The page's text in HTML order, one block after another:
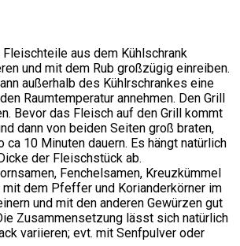
aus dem Kühlschrank
und mit dem Rub großzügig einreiben.
außerhalb des Kühlrschrankes eine
Raumtemperatur annehmen. Den Grill
Bevor das Fleisch auf den Grill kommt
dann von beiden Seiten groß braten,
10 Minuten dauern. Es hängt natürlich
der Fleischstück ab.
Fenchelsamen, Kreuzkümmel
dem Pfeffer und Korianderkörner im
und mit den anderen Gewürzen gut
Zusammensetzung lässt sich natürlich
variieren; evt. mit Senfpulver oder